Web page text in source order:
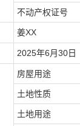
不动产权证号
姜XX
2025年6月30日
房屋用途
土地性质
土地用途